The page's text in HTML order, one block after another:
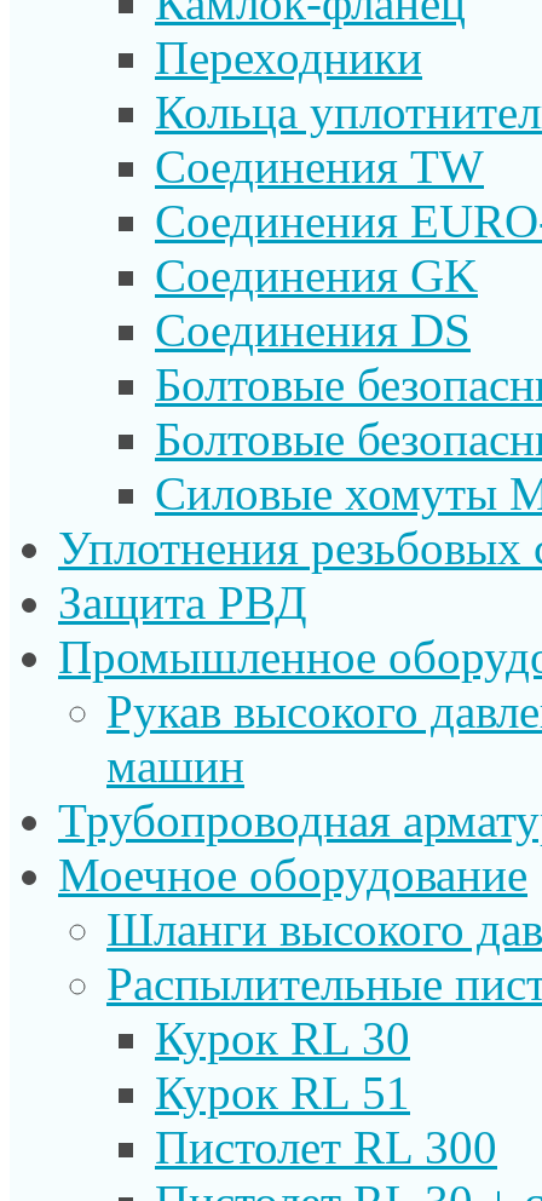
Переходники
Кольца
Соединения TW
Соединения
Соединения GK
Соединения DS
Болтовые
Болтовые
Силовые хомуты
Уплотнения резьбовых
Защита РВД
Промышленное
Рукав высокого
машин
Трубопроводная
Моечное оборудование
Шланги высокого
Распылительные
Курок RL 30
Курок RL 51
Пистолет RL 300